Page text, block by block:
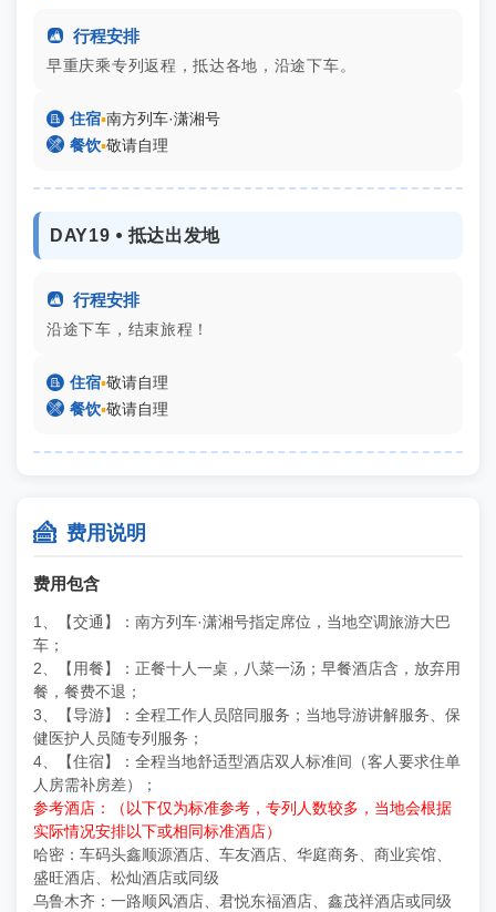
 行程安排
早重庆乘专列返程，抵达各地，沿途下车。
 住宿▪南方列车·潇湘号
 餐饮▪敬请自理
DAY19 ⦁ 抵达出发地
 行程安排
沿途下车，结束旅程！
 住宿▪敬请自理
 餐饮▪敬请自理
 费用说明
费用包含
1、【交通】：南方列车·潇湘号指定席位，当地空调旅游大巴
车；
2、【用餐】：正餐十人一桌，八菜一汤；早餐酒店含，放弃用
餐，餐费不退；
3、【导游】：全程工作人员陪同服务；当地导游讲解服务、保
健医护人员随专列服务；
4、【住宿】：全程当地舒适型酒店双人标准间（客人要求住单
人房需补房差）；
参考酒店：（以下仅为标准参考，专列人数较多，当地会根据
实际情况安排以下或相同标准酒店）
哈密：车码头鑫顺源酒店、车友酒店、华庭商务、商业宾馆、
盛旺酒店、松灿酒店或同级
乌鲁木齐：一路顺风酒店、君悦东福酒店、鑫茂祥酒店或同级